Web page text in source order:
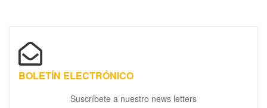
BOLETÍN ELECTRÓNICO
Suscríbete a nuestro news letters